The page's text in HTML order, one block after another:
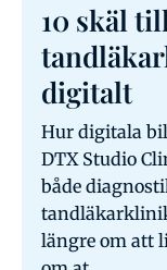
10 skäl
digitalt
Hur digitala
DTX Studio
både
längre om att